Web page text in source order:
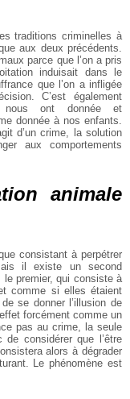
traditions criminelles à
aux deux précédents.
parce quel’on a pris
induisait dans le
que l’on a infligée
C’est également
ont donnée et
donnée à nos enfants.
d’un crime, lasolution
aux comportements
animale
consistant à perpétrer
il existe un second
le premier, qui consiste à
comme si elles étaient
se donner l’illusion de
forcément comme un
pas au crime, la seule
de considérer que l’être
alors à dégrader
Le phénomène est